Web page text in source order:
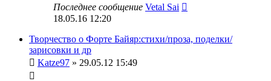
Последнее сообщение Vetal Sai
18.05.16 12:20
Творчество о Форте Байяр:стихи/проза, поделки/
зарисовки и др
Katze97 » 29.05.12 15:49